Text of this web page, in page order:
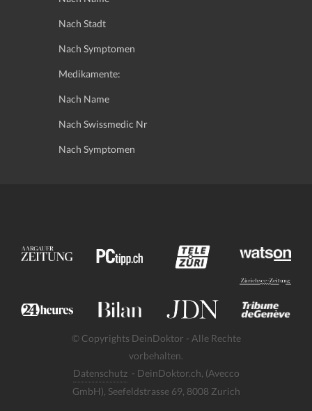
Nach Stadt
Nach Symptomen
Medikamente:
Nach Name
Nach Swissmedic Nr
Nach Symptomen
© Copyrights DeinDoktor - Alle Rechte
vorbehalten.
Datenschutz - DeinDoktor.ch, (Avecco
GmbH), Seefeldstrasse 69, 8008 Zurich